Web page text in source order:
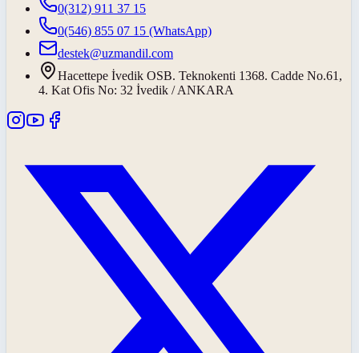
0(312) 911 37 15
0(546) 855 07 15 (WhatsApp)
destek@uzmandil.com
Hacettepe İvedik OSB. Teknokenti 1368. Cadde No.61,
4. Kat Ofis No: 32 İvedik / ANKARA